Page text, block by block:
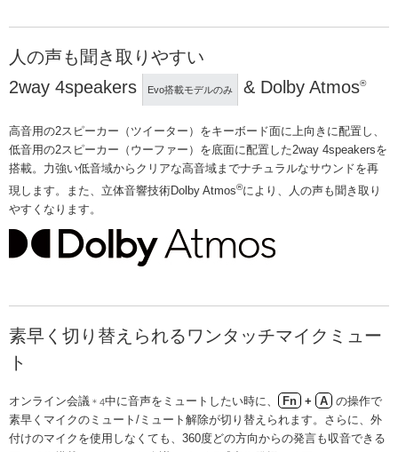
人の声も聞き取りやすい
2way 4speakers
Evo搭載モデルのみ & Dolby Atmos®
高音用の2スピーカー（ツイーター）をキーボード面に上向きに配置し、
低音用の2スピーカー（ウーファー）を底面に配置した2way 4speakersを
搭載。力強い低音域からクリアな高音域までナチュラルなサウンドを再
現します。また、立体音響技術Dolby Atmos®により、人の声も聞き取り
やすくなります。
素早く切り替えられるワンタッチマイクミュー
ト
オンライン会議 ＊4中に音声をミュートしたい時に、 Fn + A の操作で
素早くマイクのミュート/ミュート解除が切り替えられます。さらに、外
付けのマイクを使用しなくても、360度どの方向からの発言も収音できる